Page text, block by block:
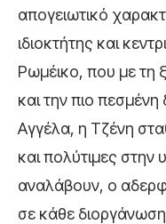
απογειωτικό
ιδιοκτήτης και
Ρωμέικο, που με τη
και την πιο
Αγγέλα, η Τζένη
και πολύτιμες στην
αναλάβουν, ο
σε κάθε